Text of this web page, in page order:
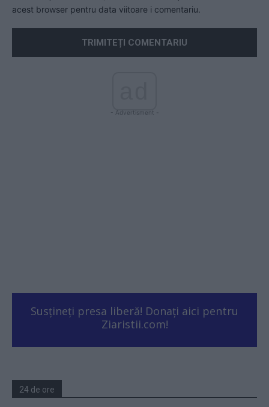
acest browser pentru data viitoare i comentariu.
- Advertisment -
Susțineți presa liberă! Donați aici pentru
Ziaristii.com!
24 de ore